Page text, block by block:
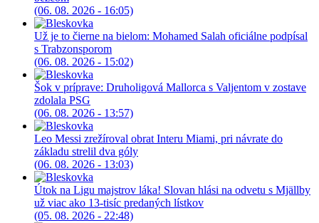
(06. 08. 2026 - 16:05)
Už je to čierne na bielom: Mohamed Salah oficiálne podpísal
s Trabzonsporom
(06. 08. 2026 - 15:02)
Šok v príprave: Druholigová Mallorca s Valjentom v zostave
zdolala PSG
(06. 08. 2026 - 13:57)
Leo Messi zrežíroval obrat Interu Miami, pri návrate do
základu strelil dva góly
(06. 08. 2026 - 13:03)
Útok na Ligu majstrov láka! Slovan hlási na odvetu s Mjällby
už viac ako 13-tisíc predaných lístkov
(05. 08. 2026 - 22:48)